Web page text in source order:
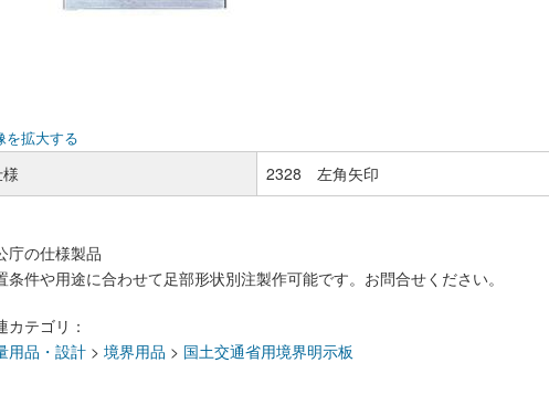
を拡大する
2328 左角矢印
庁の仕様製品
条件や用途に合わせて足部形状別注製作可能です。お問合せください。
カテゴリ：
用品・設計 > 境界用品 > 国土交通省用境界明示板